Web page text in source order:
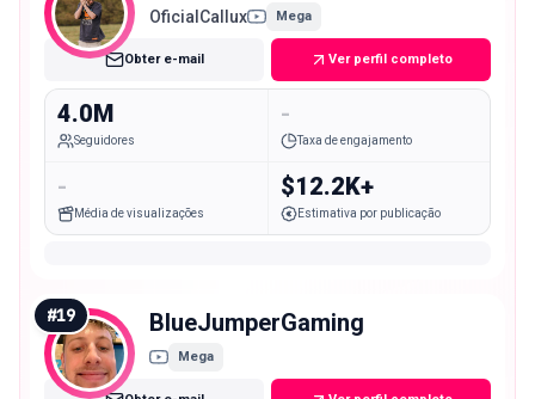
OficialCallux Mega
Obter e-mail Ver perfil completo
4.0M
Seguidores
-
Taxa de engajamento
-
Média de visualizações
$12.2K+
Estimativa por publicação
#19 BlueJumperGaming
Mega